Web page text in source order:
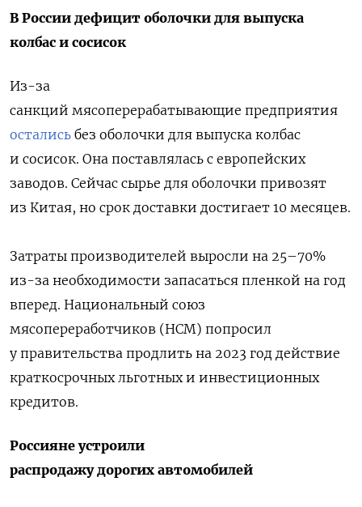
В России дефицит оболочки для выпуска
колбас и сосисок
Из-за
санкций мясоперерабатывающие предприятия
остались без оболочки для выпуска колбас
и сосисок. Она поставлялась с европейских
заводов. Сейчас сырье для оболочки привозят
из Китая, но срок доставки достигает 10 месяцев.
Затраты производителей выросли на 25–70%
из-за необходимости запасаться пленкой на год
вперед. Национальный союз
мясопереработчиков (НСМ) попросил
у правительства продлить на 2023 год действие
краткосрочных льготных и инвестиционных
кредитов.
Россияне устроили
распродажу дорогих автомобилей